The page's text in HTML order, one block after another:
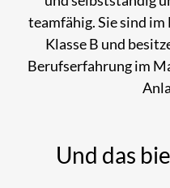
teamfähig. Sie sind
Klasse B und
Berufserfahrung im
Und das